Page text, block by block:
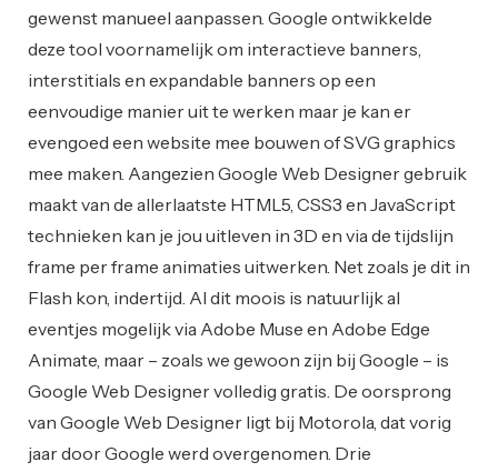
gewenst manueel aanpassen. Google ontwikkelde
deze tool voornamelijk om interactieve banners,
interstitials en expandable banners op een
eenvoudige manier uit te werken maar je kan er
evengoed een website mee bouwen of SVG graphics
mee maken. Aangezien Google Web Designer gebruik
maakt van de allerlaatste HTML5, CSS3 en JavaScript
technieken kan je jou uitleven in 3D en via de tijdslijn
frame per frame animaties uitwerken. Net zoals je dit in
Flash kon, indertijd. Al dit moois is natuurlijk al
eventjes mogelijk via Adobe Muse en Adobe Edge
Animate, maar – zoals we gewoon zijn bij Google – is
Google Web Designer volledig gratis. De oorsprong
van Google Web Designer ligt bij Motorola, dat vorig
jaar door Google werd overgenomen. Drie